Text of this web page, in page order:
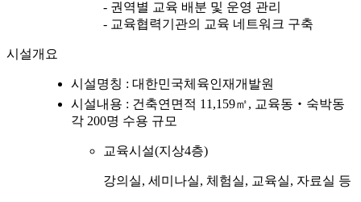
- 권역별 교육 배분 및 운영 관리
- 교육협력기관의 교육 네트워크 구축
시설개요
시설명칭 : 대한민국체육인재개발원
시설내용 : 건축연면적 11,159㎡, 교육동‧숙박동
각 200명 수용 규모
교육시설(지상4층)
강의실, 세미나실, 체험실, 교육실, 자료실 등